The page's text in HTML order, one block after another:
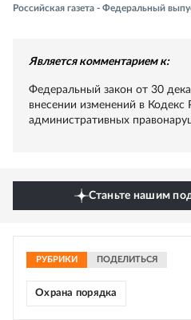
Российская газета - Федеральный
Является комментарием к:
Федеральный закон от 30
внесении изменений в
административных
Станьте нашим
РУБРИКИ ПОДЕЛИТЬСЯ
Охрана порядка